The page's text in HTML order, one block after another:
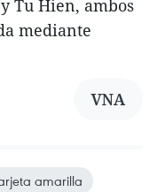
Tu Hien, ambos
mediante
VNA
amarilla